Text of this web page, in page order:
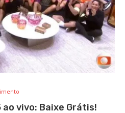
ao vivo: Baixe Grátis!